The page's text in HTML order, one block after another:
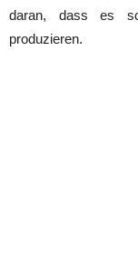
daran, dass es
produzieren.